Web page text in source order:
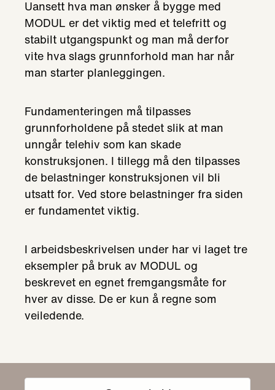
Uansett hva man ønsker å bygge med
MODUL er det viktig med et telefritt og
stabilt utgangspunkt og man må derfor
vite hva slags grunnforhold man har når
man starter planleggingen.
Fundamenteringen må tilpasses
grunnforholdene på stedet slik at man
unngår telehiv som kan skade
konstruksjonen. I tillegg må den tilpasses
de belastninger konstruksjonen vil bli
utsatt for. Ved store belastninger fra siden
er fundamentet viktig.
I arbeidsbeskrivelsen under har vi laget tre
eksempler på bruk av MODUL og
beskrevet en egnet fremgangsmåte for
hver av disse. De er kun å regne som
veiledende.